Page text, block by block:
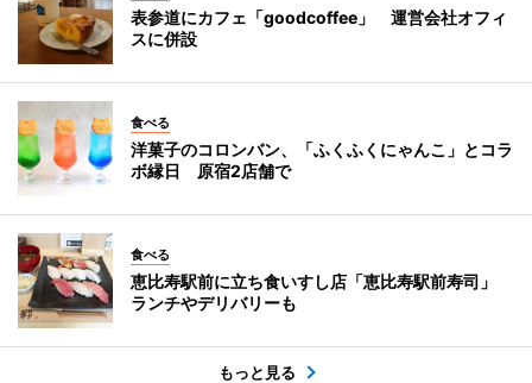
表参道にカフェ「goodcoffee」 運営会社オフィ
スに併設
食べる
洋菓子のコロンバン、「ふくふくにゃんこ」とコラ
ボ縁日 原宿2店舗で
食べる
恵比寿駅前に立ち食いすし店「恵比寿駅前寿司」
ランチやデリバリーも
もっと見る